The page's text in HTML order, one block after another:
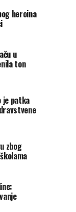
heroina
u
ton
je patka
zbog